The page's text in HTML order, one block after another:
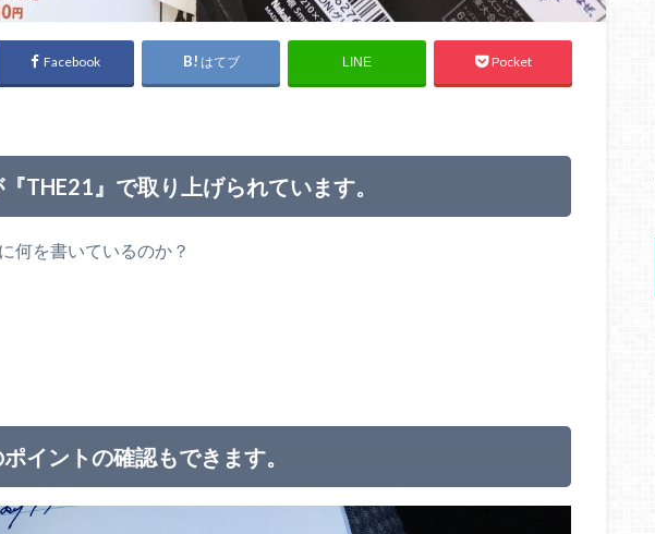
Facebook はてブ LINE Pocket
THE21』で取り上げられています。
何を書いているのか？
イントの確認もできます。